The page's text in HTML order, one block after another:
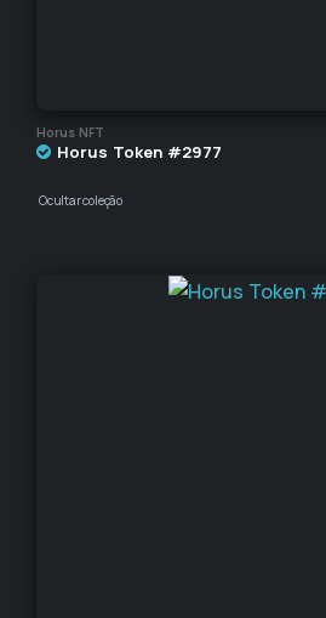
Horus NFT
Horus Token #2977
Ocultar coleção